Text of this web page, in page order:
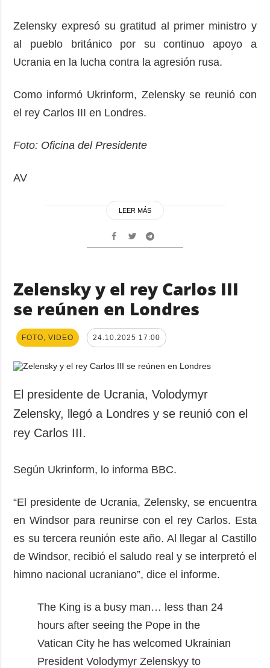
Zelensky expresó su gratitud al primer ministro y
al pueblo británico por su continuo apoyo a
Ucrania en la lucha contra la agresión rusa.
Como informó Ukrinform, Zelensky se reunió con
el rey Carlos III en Londres.
Foto: Oficina del Presidente
AV
LEER MÁS
Zelensky y el rey Carlos III
se reúnen en Londres
FOTO, VIDEO 24.10.2025 17:00
El presidente de Ucrania, Volodymyr
Zelensky, llegó a Londres y se reunió con el
rey Carlos III.
Según Ukrinform, lo informa BBC.
“El presidente de Ucrania, Zelensky, se encuentra
en Windsor para reunirse con el rey Carlos. Esta
es su tercera reunión este año. Al llegar al Castillo
de Windsor, recibió el saludo real y se interpretó el
himno nacional ucraniano”, dice el informe.
The King is a busy man… less than 24
hours after seeing the Pope in the
Vatican City he has welcomed Ukrainian
President Volodymyr Zelenskyy to